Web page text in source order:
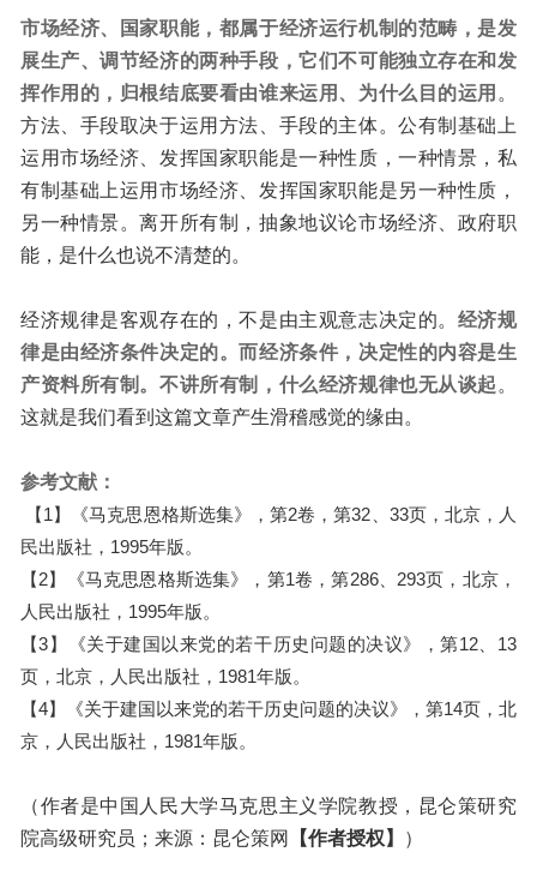
市场经济、国家职能，都属于经济运行机制的范畴，是发
展生产、调节经济的两种手段，它们不可能独立存在和发
挥作用的，归根结底要看由谁来运用、为什么目的运用 。
方法、手段取决于运用方法、手段的主体。公有制基础上
运用市场经济、发挥国家职能是一种性质，一种情景，私
有制基础上运用市场经济、发挥国家职能是另一种性质，
另一种情景。离开所有制，抽象地议论市场经济、政府职
能，是什么也说不清楚的。
经济规律是客观存在的，不是由主观意志决定的。 经济规
律是由经济条件决定的。而经济条件，决定性的内容是生
产资料所有制。不讲所有制，什么经济规律也无从谈起 。
这就是我们看到这篇文章产生滑稽感觉的缘由。
参考文献：
【1】《马克思恩格斯选集》，第2卷，第32、33页，北京，人
民出版社，1995年版。
【2】《马克思恩格斯选集》，第1卷，第286、293页，北京，
人民出版社，1995年版。
【3】《关于建国以来党的若干历史问题的决议》，第12、13
页，北京，人民出版社，1981年版。
【4】《关于建国以来党的若干历史问题的决议》，第14页，北
京，人民出版社，1981年版。
（作者是中国人民大学马克思主义学院教授，昆仑策研究
院高级研究员；来源：昆仑策网
【作者授权】 ）